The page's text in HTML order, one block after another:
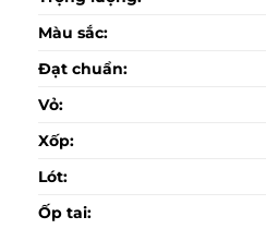
Màu sắc:
Đạt chuẩn:
Vỏ:
Xốp:
Lót:
Ốp tai: